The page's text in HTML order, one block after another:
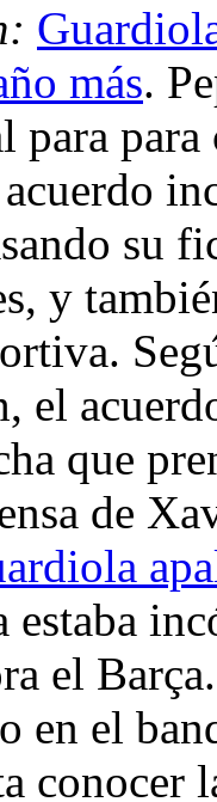
más.
para
su
y
el
que
de
estaba
el
en el
conocer